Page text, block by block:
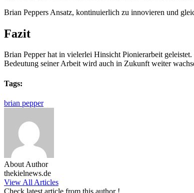
Brian Peppers Ansatz, kontinuierlich zu innovieren und
Fazit
Brian Pepper hat in vielerlei Hinsicht Pionierarbeit
Bedeutung seiner Arbeit wird auch in Zukunft weiter
Tags:
brian pepper
About Author
thekielnews.de
View All Articles
Check latest article from this author !